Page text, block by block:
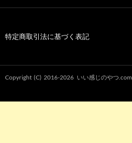
特定商取引法に基づく表記
Copyright (C) 2016-2026 いい感じのやつ.com